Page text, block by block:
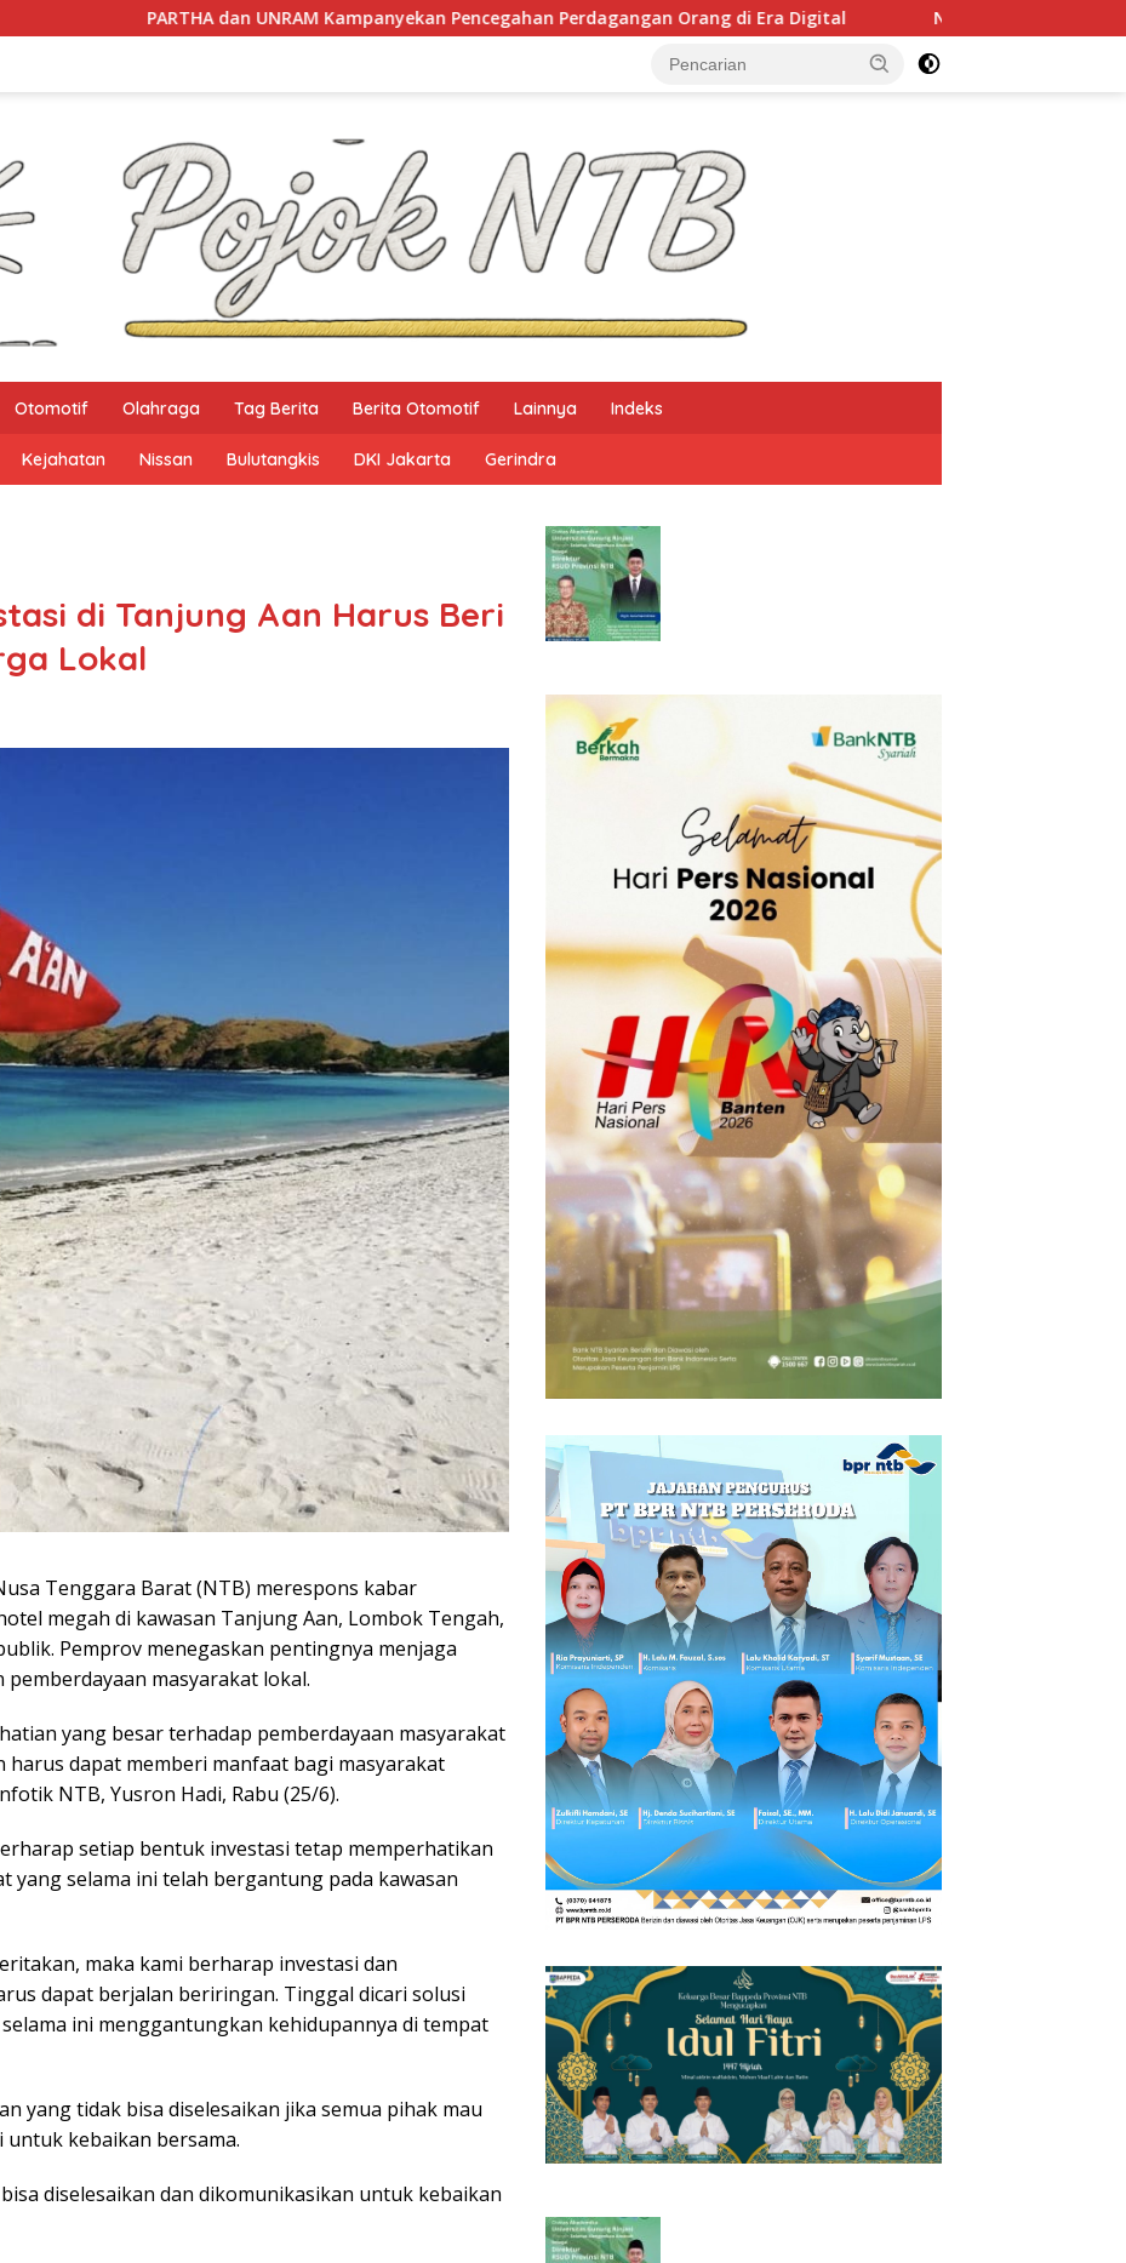
PARTHA dan UNRAM Kampanyekan Pencegahan Perdagangan Orang di Era Digital NTB Selangkah Lagi Terapkan Sistem
Otomotif Olahraga Tag Berita Berita Otomotif Lainnya Indeks
Kejahatan Nissan Bulutangkis DKI Jakarta Gerindra
di Tanjung Aan Harus Beri
Lokal
Tenggara Barat (NTB) merespons kabar
megah di kawasan Tanjung Aan, Lombok Tengah,
Pemprov menegaskan pentingnya menjaga
masyarakat lokal.
yang besar terhadap pemberdayaan masyarakat
harus dapat memberi manfaat bagi masyarakat
NTB, Yusron Hadi, Rabu (25/6).
setiap bentuk investasi tetap memperhatikan
yang selama ini telah bergantung pada kawasan
maka kami berharap investasi dan
dapat berjalan beriringan. Tinggal dicari solusi
ini menggantungkan kehidupannya di tempat
yang tidak bisa diselesaikan jika semua pihak mau
kebaikan bersama.
diselesaikan dan dikomunikasikan untuk kebaikan